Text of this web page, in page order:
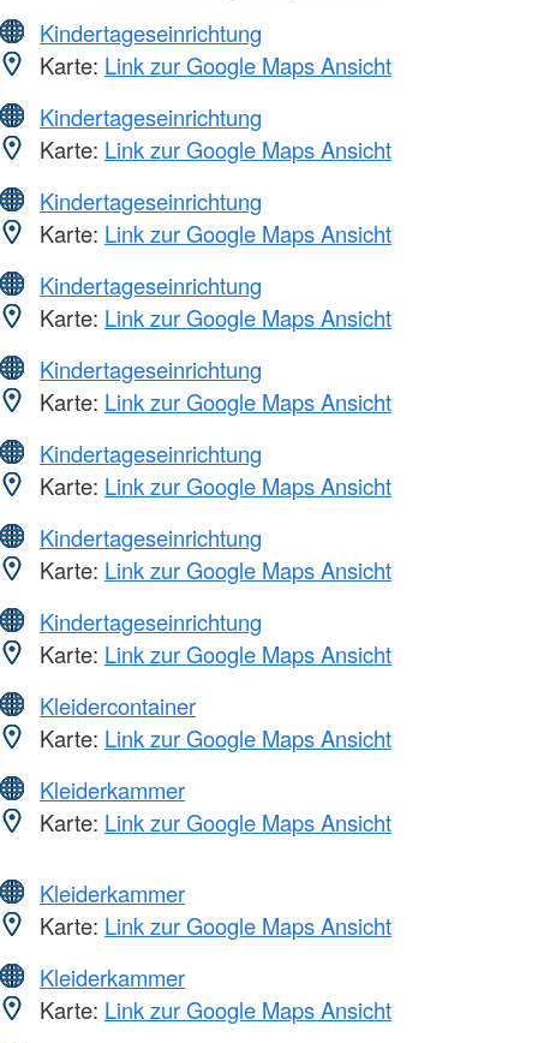
Kindertageseinrichtung
Karte: Link zur Google Maps Ansicht
Kindertageseinrichtung
Karte: Link zur Google Maps Ansicht
Kindertageseinrichtung
Karte: Link zur Google Maps Ansicht
Kindertageseinrichtung
Karte: Link zur Google Maps Ansicht
Kindertageseinrichtung
Karte: Link zur Google Maps Ansicht
Kindertageseinrichtung
Karte: Link zur Google Maps Ansicht
Kindertageseinrichtung
Karte: Link zur Google Maps Ansicht
Kindertageseinrichtung
Karte: Link zur Google Maps Ansicht
Kleidercontainer
Karte: Link zur Google Maps Ansicht
Kleiderkammer
Karte: Link zur Google Maps Ansicht
Kleiderkammer
Karte: Link zur Google Maps Ansicht
Kleiderkammer
Karte: Link zur Google Maps Ansicht